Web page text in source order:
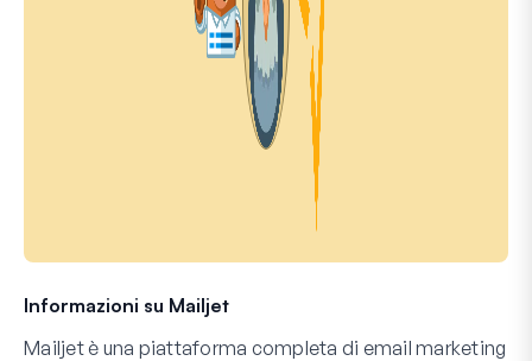
Informazioni su Mailjet
Mailjet è una piattaforma completa di email marketing